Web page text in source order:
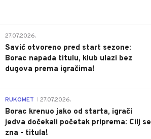
27.07.2026.
Savić otvoreno pred start sezone:
Borac napada titulu, klub ulazi bez
dugova prema igračima!
RUKOMET 27.07.2026.
Borac krenuo jako od starta, igrači
jedva dočekali početak priprema: Cilj se
zna - titula!